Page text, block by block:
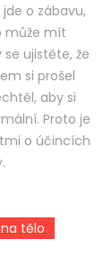
o zábavu,
může mít
ujistěte, že
si prošel
aby si
Proto je
o účincích
tělo